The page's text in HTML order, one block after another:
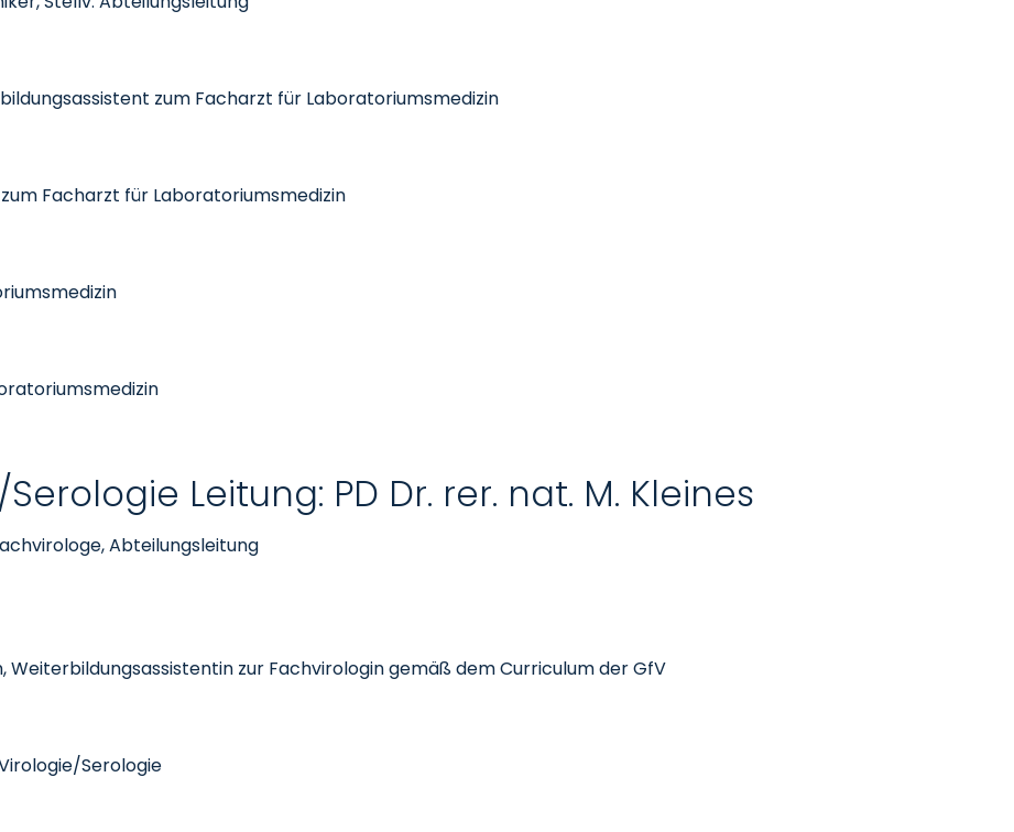
zum Facharzt für Laboratoriumsmedizin
Facharzt für Laboratoriumsmedizin
Leitung: PD Dr. rer. nat. M. Kleines
Abteilungsleitung
Weiterbildungsassistentin zur Fachvirologin gemäß dem Curriculum der GfV
Serologie